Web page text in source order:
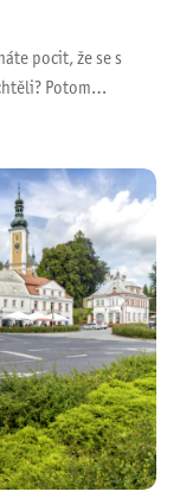
pocit, že se s
Potom…